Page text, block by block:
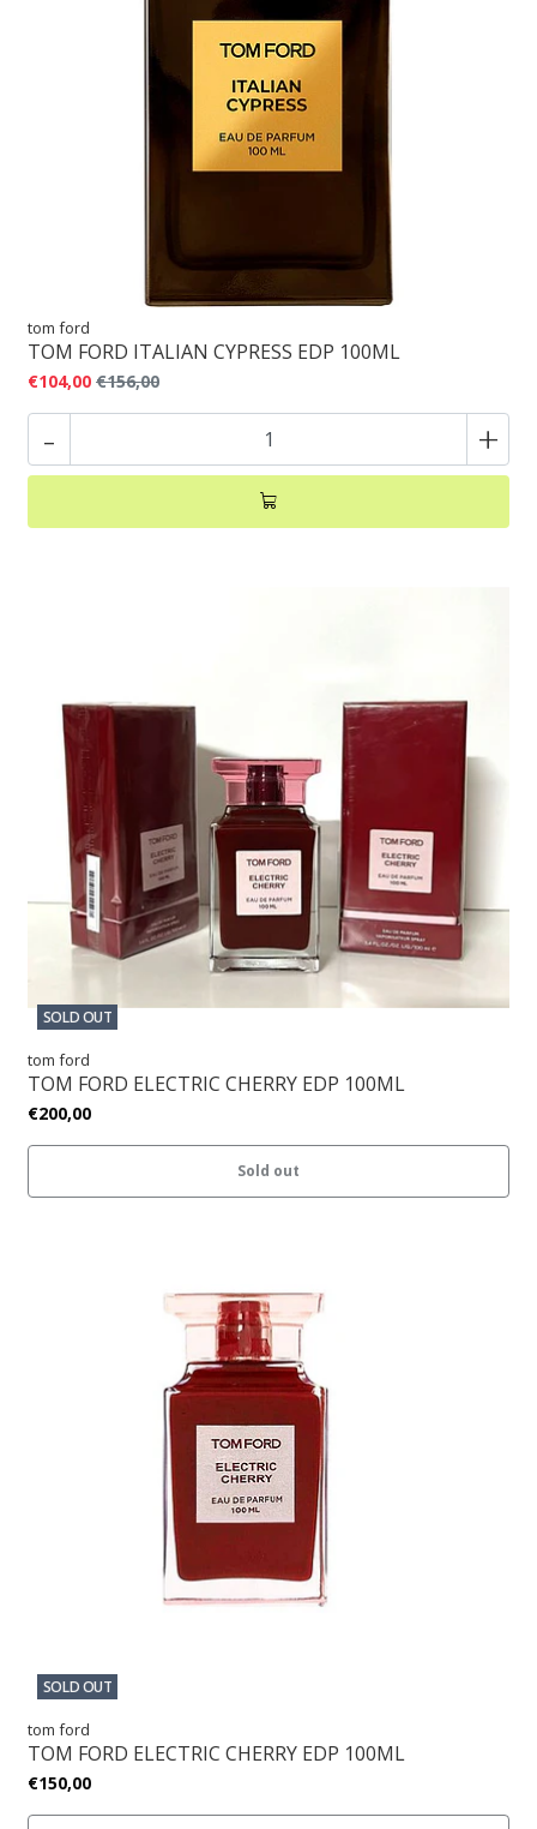
tom ford
TOM FORD ITALIAN CYPRESS EDP 100ML
€104,00 €156,00
- +
SOLD OUT
tom ford
TOM FORD ELECTRIC CHERRY EDP 100ML
€200,00
Sold out
SOLD OUT
tom ford
TOM FORD ELECTRIC CHERRY EDP 100ML
€150,00